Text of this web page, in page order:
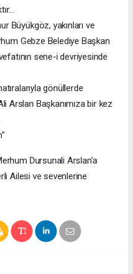
Büyükgöz, yakınları ve
Gebze Belediye Başkan
sene-i devriyesinde
gönüllerde
Arslan Başkanımıza bir kez
Dursunali Arslan'a
Ailesi ve sevenlerine